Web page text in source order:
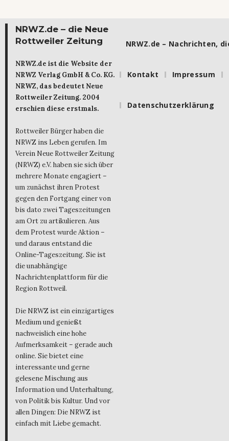
NRWZ.de – die Neue
Rottweiler Zeitung
NRWZ.de ist die Website der
NRWZ Verlag GmbH & Co. KG.
NRWZ, das bedeutet Neue
Rottweiler Zeitung. 2004
erschien diese erstmals.
Rottweiler Bürger haben die
NRWZ ins Leben gerufen. Im
Verein Neue Rottweiler Zeitung
(NRWZ) e.V. haben sie sich über
mehrere Monate engagiert –
um zunächst ihren Protest
gegen den Fortgang einer von
bis dato zwei Tageszeitungen
am Ort zu artikulieren. Aus
dem Protest wurde Aktion –
und daraus entstand die
Online-Tageszeitung. Sie ist
die unabhängige
Nachrichtenplattform für die
Region Rottweil.
Die NRWZ ist ein einzigartiges
Medium und genießt
nachweislich eine hohe
Aufmerksamkeit – gerade auch
online. Sie bietet eine
interessante und gerne
gelesene Mischung aus
Information und Unterhaltung,
von Politik bis Kultur. Und vor
allen Dingen: Die NRWZ ist
einfach mit Liebe gemacht.
NRWZ.de – Nachrichten,
Kontakt Impressum
Datenschutzerklärung